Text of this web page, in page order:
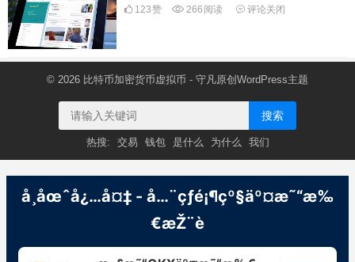
123赞 266 阅读 评论关闭
© 2026 比特币加密货币虚拟币 - 守凡原创 WordPress主题
搜索
热搜: 交易 钱包 是什么 为什么 我们